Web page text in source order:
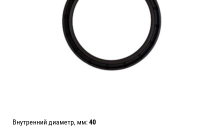
Внутренний диаметр, мм:40